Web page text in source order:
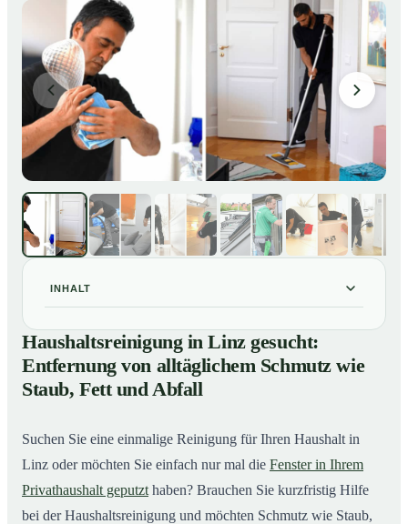
INHALT
Haushaltsreinigung in Linz gesucht: Entfernung von
alltäglichem Schmutz wie Staub, Fett und Abfall
02
So läuft eine professionelle Haushaltsreinigung in Linz
ab
Haushaltsreinigung in Linz gesucht:
Entfernung von alltäglichem Schmutz wie
Staub, Fett und Abfall
Suchen Sie eine einmalige Reinigung für Ihren Haushalt in
Linz oder möchten Sie einfach nur mal die Fenster in Ihrem
Privathaushalt geputzt haben? Brauchen Sie kurzfristig Hilfe
bei der Haushaltsreinigung und möchten Schmutz wie Staub,